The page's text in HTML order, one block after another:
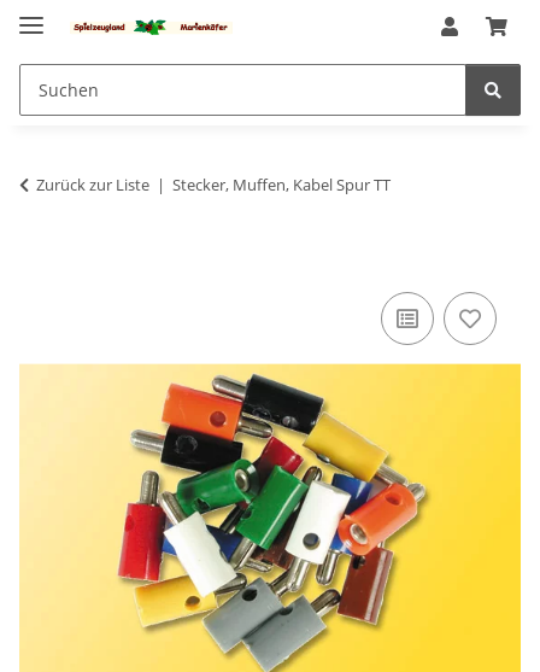
Zurück zur Liste Stecker, Muffen, Kabel Spur TT